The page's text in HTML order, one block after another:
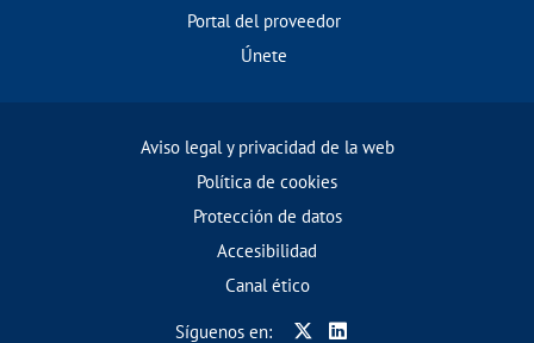
Portal del proveedor
Únete
Aviso legal y privacidad de la web
Política de cookies
Protección de datos
Accesibilidad
Canal ético
Síguenos en: